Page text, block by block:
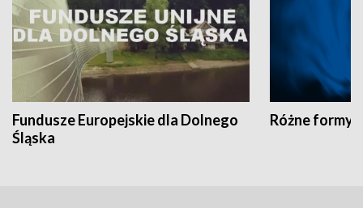
Fundusze Europejskie dla Dolnego
Śląska
Różne formy